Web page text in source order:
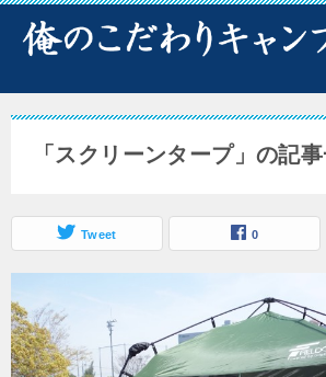
「スクリーンタープ」の記
Tweet 0